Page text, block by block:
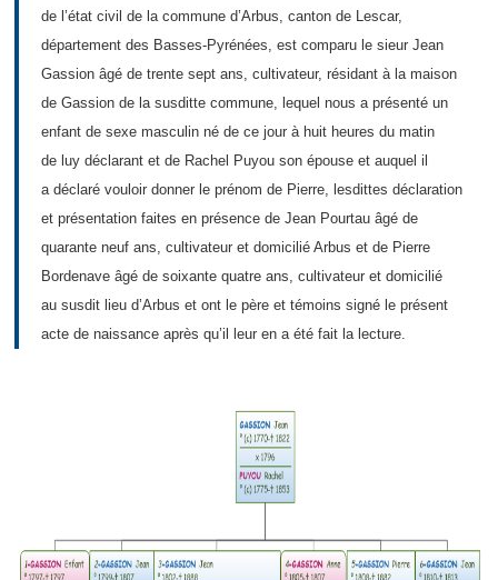
de l’état civil de la commune d’Arbus, canton de Lescar,
département des Basses-Pyrénées, est comparu le sieur Jean
Gassion âgé de trente sept ans, cultivateur, résidant à la maison
de Gassion de la susditte commune, lequel nous a présenté un
enfant de sexe masculin né de ce jour à huit heures du matin
de luy déclarant et de Rachel Puyou son épouse et auquel il
a déclaré vouloir donner le prénom de Pierre, lesdittes déclaration
et présentation faites en présence de Jean Pourtau âgé de
quarante neuf ans, cultivateur et domicilié Arbus et de Pierre
Bordenave âgé de soixante quatre ans, cultivateur et domicilié
au susdit lieu d’Arbus et ont le père et témoins signé le présent
acte de naissance après qu’il leur en a été fait la lecture.